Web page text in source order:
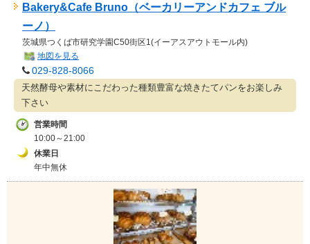
Bakery&Cafe Bruno（ベーカリーアンドカフェ ブル
ーノ）
茨城県つくば市研究学園C50街区1(イーアスアウトモール内)
地図を見る
029-828-8066
天然酵母や素材にこだわった種類豊富な焼きたてパンをお楽しみ
下さい
営業時間
10:00～21:00
休業日
年中無休